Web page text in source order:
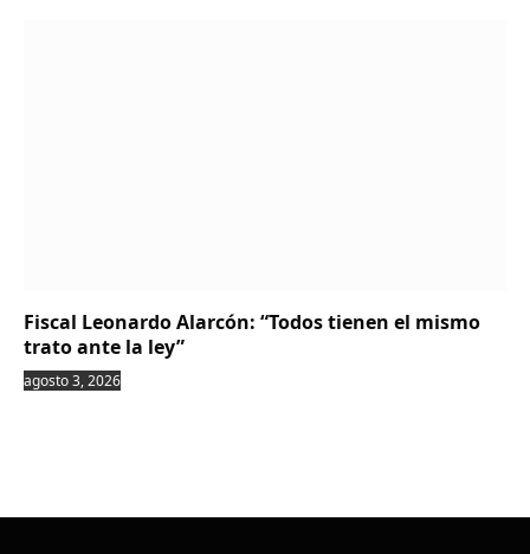
Fiscal Leonardo Alarcón: “Todos tienen el mismo
trato ante la ley”
agosto 3, 2026